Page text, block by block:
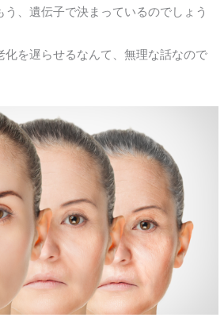
、遺伝子で決まっているのでしょう
化を遅らせるなんて、無理な話なので